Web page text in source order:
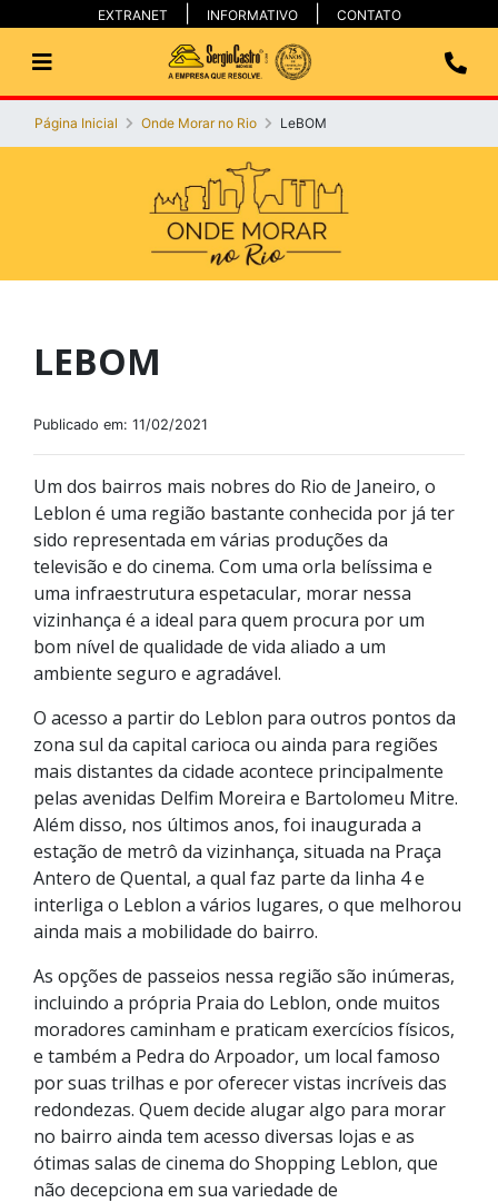
EXTRANET INFORMATIVO CONTATO
Página Inicial Onde Morar no Rio LeBOM
LEBOM
Publicado em: 11/02/2021
Um dos bairros mais nobres do Rio de Janeiro, o
Leblon é uma região bastante conhecida por já ter
sido representada em várias produções da
televisão e do cinema. Com uma orla belíssima e
uma infraestrutura espetacular, morar nessa
vizinhança é a ideal para quem procura por um
bom nível de qualidade de vida aliado a um
ambiente seguro e agradável.
O acesso a partir do Leblon para outros pontos da
zona sul da capital carioca ou ainda para regiões
mais distantes da cidade acontece principalmente
pelas avenidas Delfim Moreira e Bartolomeu Mitre.
Além disso, nos últimos anos, foi inaugurada a
estação de metrô da vizinhança, situada na Praça
Antero de Quental, a qual faz parte da linha 4 e
interliga o Leblon a vários lugares, o que melhorou
ainda mais a mobilidade do bairro.
As opções de passeios nessa região são inúmeras,
incluindo a própria Praia do Leblon, onde muitos
moradores caminham e praticam exercícios físicos,
e também a Pedra do Arpoador, um local famoso
por suas trilhas e por oferecer vistas incríveis das
redondezas. Quem decide alugar algo para morar
no bairro ainda tem acesso diversas lojas e as
ótimas salas de cinema do Shopping Leblon, que
não decepciona em sua variedade de